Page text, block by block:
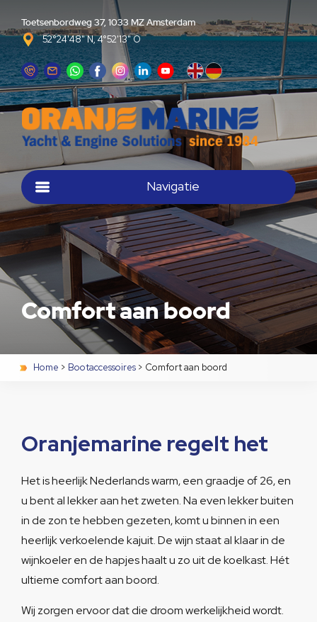
Toetsenbordweg 37, 1033 MZ Amsterdam
52°24'48" N, 4°52'13" O
Navigatie
Home > Bootaccessoires > Comfort aan boord
Comfort aan boord
Oranjemarine regelt het
Het is heerlijk Nederlands warm, een graadje of 26, en
u bent al lekker aan het zweten. Na even lekker buiten
in de zon te hebben gezeten, komt u binnen in een
heerlijk verkoelende kajuit. De wijn staat al klaar in de
wijnkoeler en de hapjes haalt u zo uit de koelkast. Hét
ultieme comfort aan boord.
Wij zorgen ervoor dat die droom werkelijkheid wordt.